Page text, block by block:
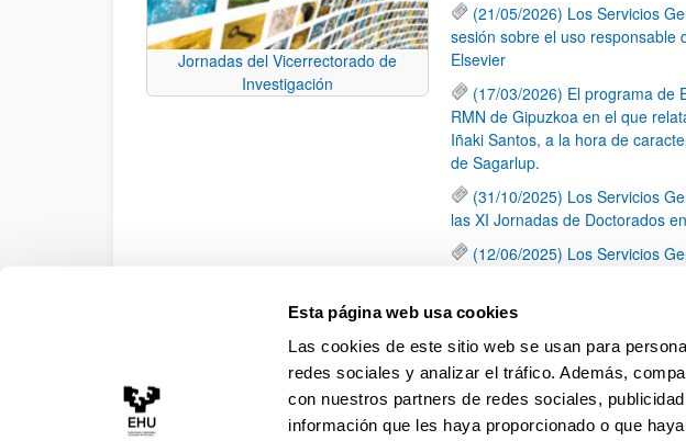
Esta página web usa cookies
Las cookies de este sitio web se usan para
redes sociales y analizar el tráfico. Además,
con nuestros partners de redes sociales,
información que les haya proporcionado o que
Jornadas del Vicerrectorado de
Investigación
(21/05/2026) Los Servicios
sesión sobre el uso responsable
Elsevier
(17/03/2026) El programa de
RMN de Gipuzkoa en el que
Iñaki Santos, a la hora de
de Sagarlup.
(31/10/2025) Los Servicios
las XI Jornadas de Doctorados
(12/06/2025) Los Servicios
una caracterización química de
1